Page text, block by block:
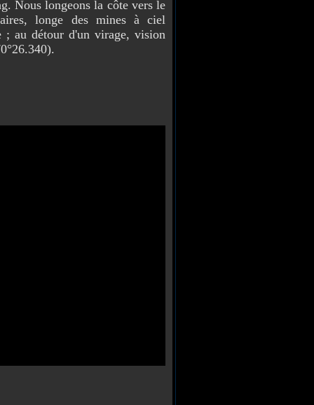
Nous longeons la côte vers le
longe des mines à ciel
; au détour d'un virage, vision